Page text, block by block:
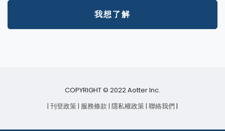
我想了解
COPYRIGHT © 2022 Aotter Inc.
| 刊登政策| 服務條款| 隱私權政策| 聯絡我們 |